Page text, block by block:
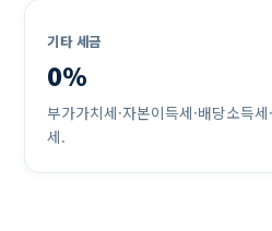
기타 세금
0%
부가가치세·자본이득세·배당소득
세.